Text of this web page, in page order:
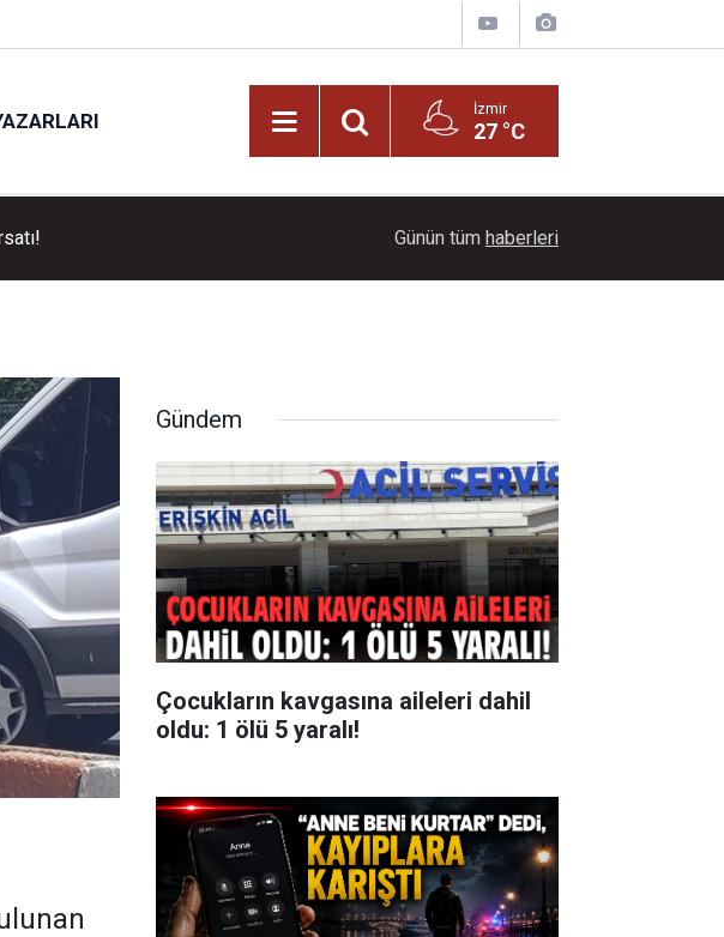
İzmir
27 °C
Dağların üzerinde mest eden manzara
Günün tüm haberleri
Gündem
Çocukların kavgasına aileleri dahil
oldu: 1 ölü 5 yaralı!